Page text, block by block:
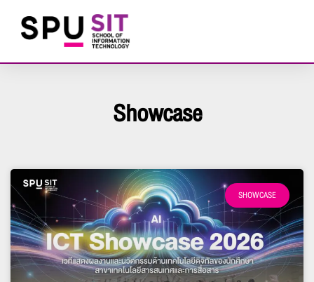
Showcase
SHOWCASE